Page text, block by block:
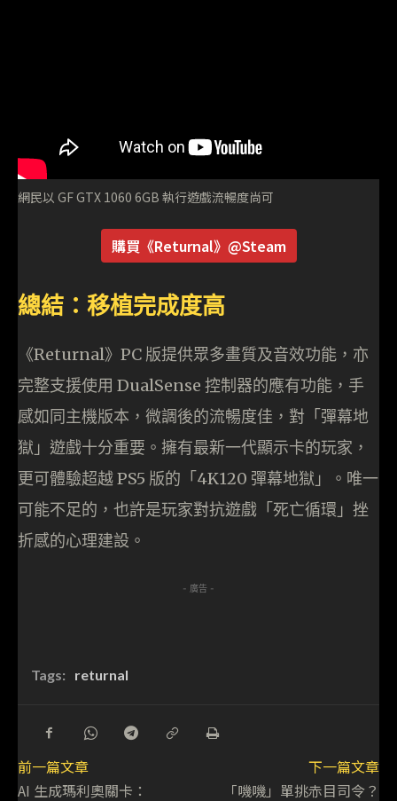
網民以 GF GTX 1060 6GB 執行遊戲流暢度尚可
購買《Returnal》@Steam
總結：移植完成度高
《Returnal》PC 版提供眾多畫質及音效功能，亦
完整支援使用 DualSense 控制器的應有功能，手
感如同主機版本，微調後的流暢度佳，對「彈幕地
獄」遊戲十分重要。擁有最新一代顯示卡的玩家，
更可體驗超越 PS5 版的「4K120 彈幕地獄」。唯一
可能不足的，也許是玩家對抗遊戲「死亡循環」挫
折感的心理建設。
- 廣告 -
Tags: returnal
前一篇文章
AI 生成瑪利奧關卡：
下一篇文章
「嘰嘰」單挑赤目司令？